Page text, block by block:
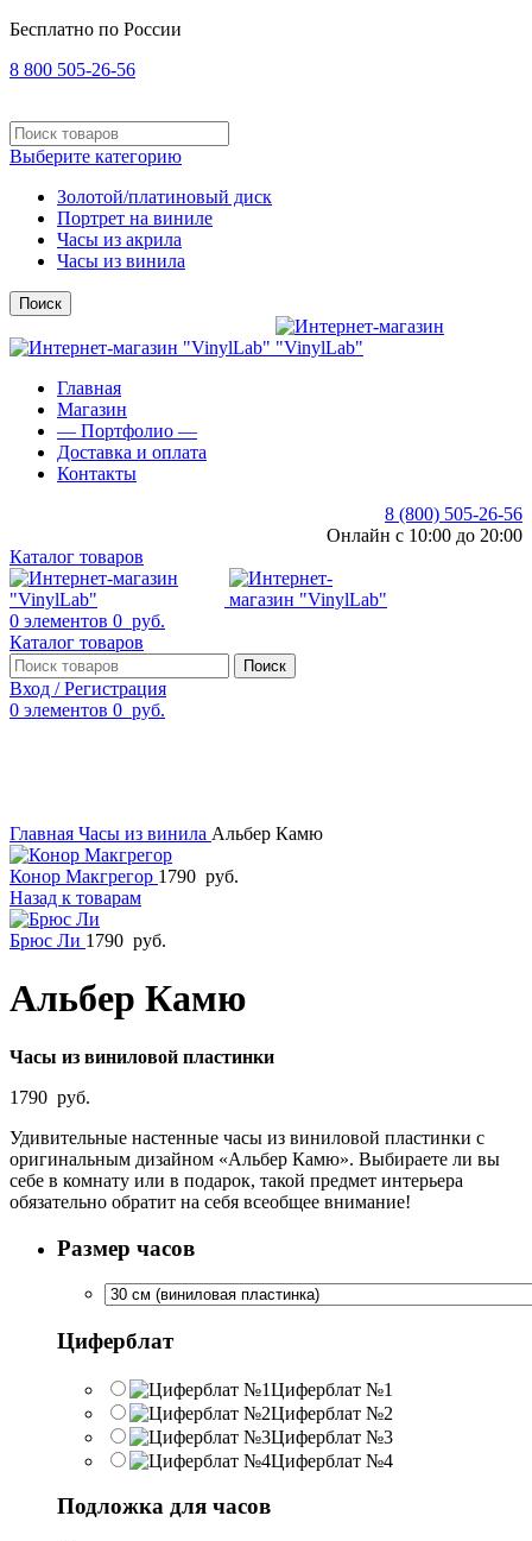
Бесплатно по России
8 800 505-26-56
Выберите категорию
Золотой/платиновый диск
Портрет на виниле
Часы из акрила
Часы из винила
Поиск
Главная
Магазин
— Портфолио —
Доставка и оплата
Контакты
8 (800) 505-26-56
Онлайн с 10:00 до 20:00
Каталог товаров
0 элементов 0 руб.
Каталог товаров
Поиск
Вход / Регистрация
0 элементов 0 руб.
Главная Часы из винила Альбер Камю
Конор Макгрегор 1790 руб.
Назад к товарам
Брюс Ли 1790 руб.
Альбер Камю
Часы из виниловой пластинки
1790 руб.
Удивительные настенные часы из виниловой пластинки с
оригинальным дизайном «Альбер Камю». Выбираете ли вы
себе в комнату или в подарок, такой предмет интерьера
обязательно обратит на себя всеобщее внимание!
Размер часов
Циферблат
Циферблат №1
Циферблат №2
Циферблат №3
Циферблат №4
Подложка для часов